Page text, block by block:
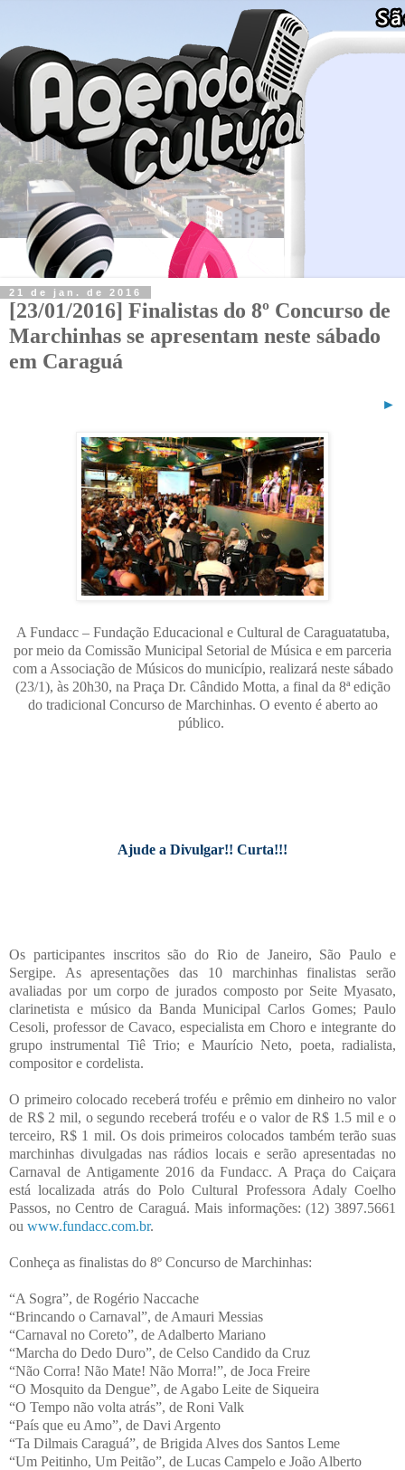
21 de jan. de 2016
[23/01/2016] Finalistas do 8º Concurso de
Marchinhas se apresentam neste sábado
em Caraguá
►
A Fundacc – Fundação Educacional e Cultural de Caraguatatuba,
por meio da Comissão Municipal Setorial de Música e em parceria
com a Associação de Músicos do município, realizará neste sábado
(23/1), às 20h30, na Praça Dr. Cândido Motta, a final da 8ª edição
do tradicional Concurso de Marchinhas. O evento é aberto ao
público.
Ajude a Divulgar!! Curta!!!
Os participantes inscritos são do Rio de Janeiro, São Paulo e
Sergipe. As apresentações das 10 marchinhas finalistas serão
avaliadas por um corpo de jurados composto por Seite Myasato,
clarinetista e músico da Banda Municipal Carlos Gomes; Paulo
Cesoli, professor de Cavaco, especialista em Choro e integrante do
grupo instrumental Tiê Trio; e Maurício Neto, poeta, radialista,
compositor e cordelista.
O primeiro colocado receberá troféu e prêmio em dinheiro no valor
de R$ 2 mil, o segundo receberá troféu e o valor de R$ 1.5 mil e o
terceiro, R$ 1 mil. Os dois primeiros colocados também terão suas
marchinhas divulgadas nas rádios locais e serão apresentadas no
Carnaval de Antigamente 2016 da Fundacc. A Praça do Caiçara
está localizada atrás do Polo Cultural Professora Adaly Coelho
Passos, no Centro de Caraguá. Mais informações: (12) 3897.5661
ou www.fundacc.com.br.
Conheça as finalistas do 8º Concurso de Marchinhas:
“A Sogra”, de Rogério Naccache
“Brincando o Carnaval”, de Amauri Messias
“Carnaval no Coreto”, de Adalberto Mariano
“Marcha do Dedo Duro”, de Celso Candido da Cruz
“Não Corra! Não Mate! Não Morra!”, de Joca Freire
“O Mosquito da Dengue”, de Agabo Leite de Siqueira
“O Tempo não volta atrás”, de Roni Valk
“País que eu Amo”, de Davi Argento
“Ta Dilmais Caraguá”, de Brigida Alves dos Santos Leme
“Um Peitinho, Um Peitão”, de Lucas Campelo e João Alberto